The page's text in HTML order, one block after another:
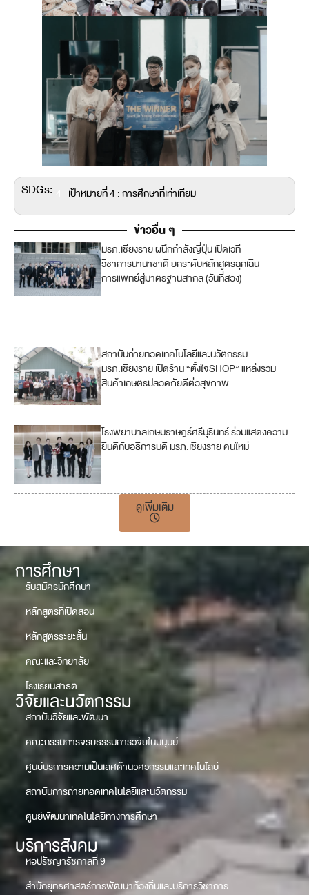
SDGs: เป้าหมายที่ 4 : การศึกษาที่เท่าเทียม
ข่าวอื่น ๆ
มรภ.เชียงราย ผนึกกำลังญี่ปุ่น เปิดเวที
วิชาการนานาชาติ ยกระดับหลักสูตรฉุกเฉิน
การแพทย์สู่มาตรฐานสากล (วันที่สอง)
สถาบันถ่ายทอดเทคโนโลยีและนวัตกรรม
มรภ.เชียงราย เปิดร้าน “ตั้งใจSHOP” แหล่งรวม
สินค้าเกษตรปลอดภัยดีต่อสุขภาพ
โรงพยาบาลเกษมราษฎร์ศรีบุรินทร์ ร่วมแสดงความ
ยินดีกับอธิการบดี มรภ.เชียงราย คนใหม่
ดูเพิ่มเติม
การศึกษา
รับสมัครนักศึกษา
หลักสูตรที่เปิดสอน
หลักสูตรระยะสั้น
คณะและวิทยาลัย
โรงเรียนสาธิต
วิจัยและนวัตกรรม
สถาบันวิจัยและพัฒนา
คณะกรรมการจริยธรรมการวิจัยในมนุษย์
ศูนย์บริการความเป็นเลิศด้านวิศวกรรมและเทคโนโลยี
สถาบันการถ่ายทอดเทคโนโลยีและนวัตกรรม
ศูนย์พัฒนาเทคโนโลยีทางการศึกษา
บริการสังคม
หอปรัชญารัชกาลที่ 9
สำนักยุทธศาสตร์การพัฒนาท้องถิ่นและบริการวิชาการ